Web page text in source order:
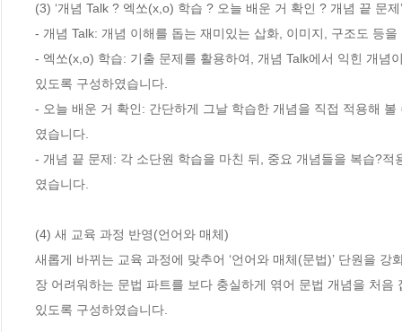
(3) ‘개념 Talk ? 엑쏘(x,o) 학습 ? 오늘 배운 거 확인 ? 개념 끝 문
- 개념 Talk: 개념 이해를 돕는 재미있는 삽화, 이미지, 구조도 등
- 엑쏘(x,o) 학습: 기출 문제를 활용하여, 개념 Talk에서 익힌 개
있도록 구성하였습니다.
- 오늘 배운 거 확인: 간단하게 그날 학습한 개념을 직접 적용해
였습니다.
- 개념 끝 문제: 각 소단원 학습을 마친 뒤, 중요 개념들을 복습?
였습니다.
(4) 새 교육 과정 반영(언어와 매체)
새롭게 바뀌는 교육 과정에 맞추어 ‘언어와 매체(문법)’ 단원을
장 어려워하는 문법 파트를 보다 충실하게 엮어 문법 개념을 처
있도록 구성하였습니다.